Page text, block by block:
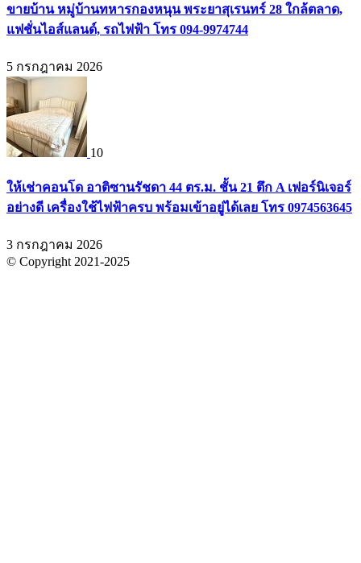
ขายบ้าน หมู่บ้านทหารกองหนุน พระยาสุเรนทร์ 28 ใกล้ตลาด,
แฟชั่นไอส์แลนด์, รถไฟฟ้า โทร 094-9974744
5 กรกฎาคม 2026
10
ให้เช่าคอนโด อาติซานรัชดา 44 ตร.ม. ชั้น 21 ตึก A เฟอร์นิเจอร์
อย่างดี เครื่องใช้ไฟฟ้าครบ พร้อมเข้าอยู่ได้เลย โทร 0974563645
3 กรกฎาคม 2026
© Copyright 2021-2025